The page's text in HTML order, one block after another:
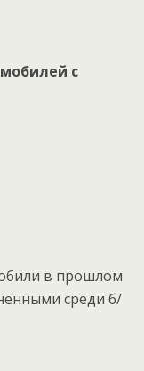
с
в прошлом
среди б/